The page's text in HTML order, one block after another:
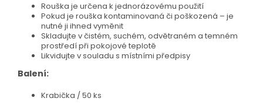
Rouška je určena k jednorázovému použití
Pokud je rouška kontaminovaná či poškozená – je
nutné ji ihned vyměnit
Skladujte v čistém, suchém, odvětraném a temném
prostředí při pokojové teplotě
Likvidujte v souladu s místními předpisy
Balení:
Krabička / 50 ks